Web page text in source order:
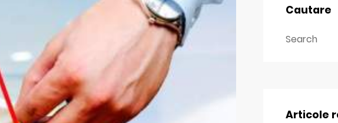
Cautare
Articole